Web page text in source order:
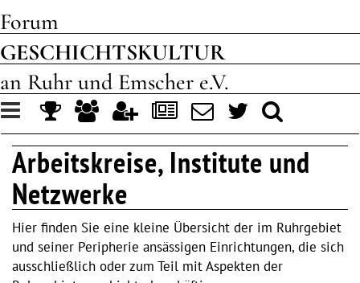
Forum
GESCHICHTSKULTUR
an Ruhr und Emscher e.V.
Toggle
navigation
Arbeitskreise, Institute und
Netzwerke
Hier finden Sie eine kleine Übersicht der im Ruhrgebiet
und seiner Peripherie ansässigen Einrichtungen, die sich
ausschließlich oder zum Teil mit Aspekten der